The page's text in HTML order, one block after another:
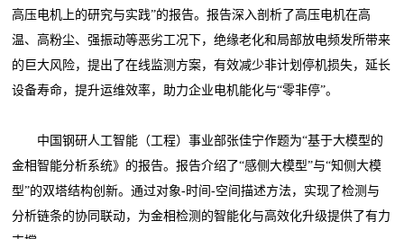
高压电机上的研究与实践”的报告。报告深入剖析了高压电机在高
温、高粉尘、强振动等恶劣工况下，绝缘老化和局部放电频发所带来
的巨大风险，提出了在线监测方案，有效减少非计划停机损失，延长
设备寿命，提升运维效率，助力企业电机能化与“零非停”。
中国钢研人工智能（工程）事业部张佳宁作题为“基于大模型的
金相智能分析系统》的报告。报告介绍了“感侧大模型”与“知侧大模
型”的双塔结构创新。通过对象-时间-空间描述方法，实现了检测与
分析链条的协同联动，为金相检测的智能化与高效化升级提供了有力